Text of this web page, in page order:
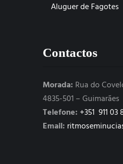
Aluguer de Fagotes
Contactos
Morada: Rua do
4835-501 – Guimarães
Telefone: +351 911 03
Email: